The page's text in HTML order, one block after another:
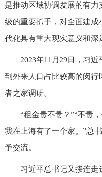
是推动区域协调发展的有
级的重要抓手，对全面建
代化具有重大现实意义和深
2023年11月29日，习
到外来人口占比较高的闵行
者之家调研。
“租金贵不贵？”“不贵
我在上海有了一个家。”总
予交流。
习近平总书记又接连走